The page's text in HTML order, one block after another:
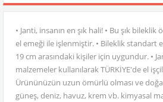
• Janti, insanın en şık hali! • Bu şık
el emeği ile işlenmiştir. • Bileklik standart
19 cm arasındaki kişiler için uygundur. •
malzemeler kullanılarak TÜRKİYE'de el
Ürününüzün uzun ömürlü olması ve
güneş, deniz, havuz, krem vb. kimyasal